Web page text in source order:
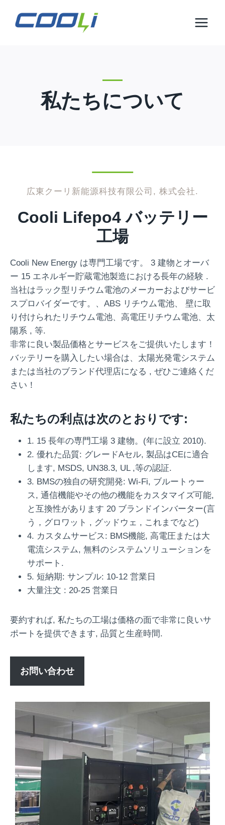
私たちについて
広東クーリ新能源科技有限公司, 株式会社.
Cooli Lifepo4 バッテリー
工場
Cooli New Energy は専門工場です。 3 建物とオーバ
ー 15 エネルギー貯蔵電池製造における長年の経験 .
当社はラック型リチウム電池のメーカーおよびサービ
スプロバイダーです。、ABS リチウム電池、 壁に取
り付けられたリチウム電池、高電圧リチウム電池、太
陽系 , 等.
非常に良い製品価格とサービスをご提供いたします！
バッテリーを購入したい場合は、太陽光発電システム
または当社のブランド代理店になる , ぜひご連絡くだ
さい！
私たちの利点は次のとおりです:
1. 15 長年の専門工場 3 建物。(年に設立 2010).
2. 優れた品質: グレードAセル, 製品はCEに適合
します, MSDS, UN38.3, UL ,等の認証.
3. BMSの独自の研究開発: Wi-Fi, ブルートゥー
ス, 通信機能やその他の機能をカスタマイズ可能,
と互換性があります 20 ブランドインバーター(言
う，グロワット , グッドウェ , これまでなど)
4. カスタムサービス: BMS機能, 高電圧または大
電流システム, 無料のシステムソリューションを
サポート.
5. 短納期: サンプル: 10-12 営業日
大量注文 : 20-25 営業日
要約すれば, 私たちの工場は価格の面で非常に良いサ
ポートを提供できます, 品質と生産時間.
お問い合わせ